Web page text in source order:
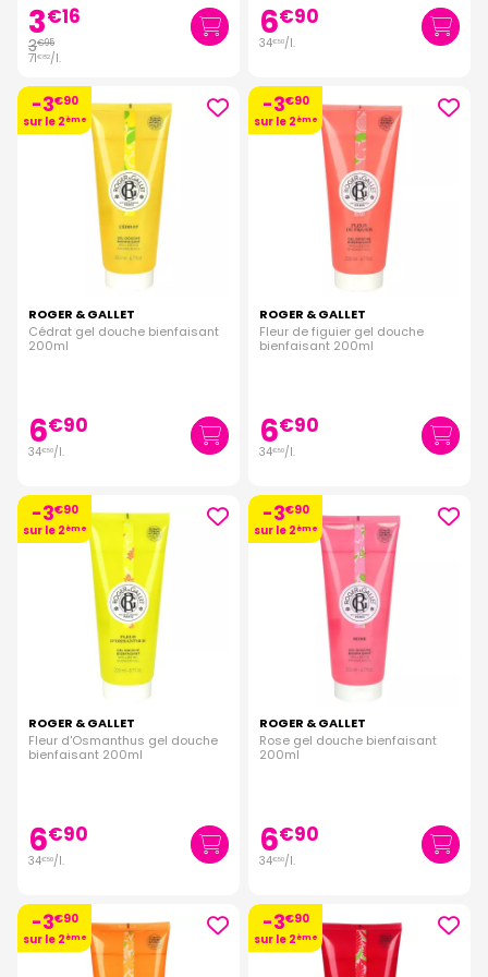
3€16
3€95
71€82/l.
6€90
34€50/l.
-3€90
sur le 2ème
ROGER & GALLET
Cédrat gel douche bienfaisant
200ml
6€90
34€50/l.
-3€90
sur le 2ème
ROGER & GALLET
Fleur de figuier gel douche
bienfaisant 200ml
6€90
34€50/l.
-3€90
sur le 2ème
ROGER & GALLET
Fleur d'Osmanthus gel douche
bienfaisant 200ml
6€90
34€50/l.
-3€90
sur le 2ème
ROGER & GALLET
Rose gel douche bienfaisant
200ml
6€90
34€50/l.
-3€90
sur le 2ème
-3€90
sur le 2ème